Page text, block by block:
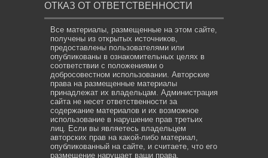
ОТКАЗ ОТ ОТВЕТСТВЕННОСТИ
Все материалы, размещенные на этом сайте,
получены из открытых источников,
предоставлены пользователями или
опубликованы в ознакомительных целях в
соответствии с положениями о
добросовестном использовании. Авторские
права на размещенные материалы
принадлежат их владельцам. Администрация
сайта не несет ответственности за
содержание материалов и их возможное
использование в нарушение прав третьих
лиц. Если вы являетесь владельцем
авторских прав на какой-либо материал,
опубликованный на сайте, и считаете, что его
размещение нарушает ваши права,